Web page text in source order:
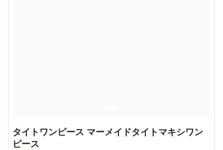
タイトワンピース マーメイドタイトマキシワン
ピース